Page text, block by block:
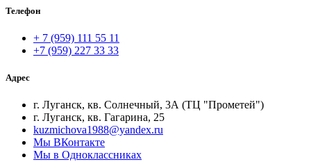
Телефон
+ 7 (959) 111 55 11
+7 (959) 227 33 33
Адрес
г. Луганск, кв. Солнечный, 3А (ТЦ "Прометей")
г. Луганск, кв. Гагарина, 25
kuzmichova1988@yandex.ru
Мы ВКонтакте
Мы в Одноклассниках